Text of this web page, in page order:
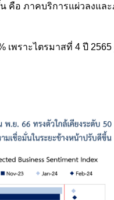
คือ ภาคบริการแผ่วลงแล
เพราะไตรมาสที่ 4 ปี